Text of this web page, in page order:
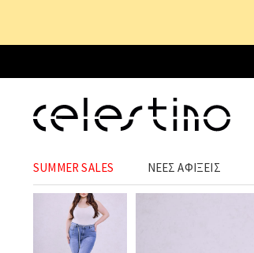
SUMMER SALES ΝΕΕΣ ΑΦΙΞΕΙΣ